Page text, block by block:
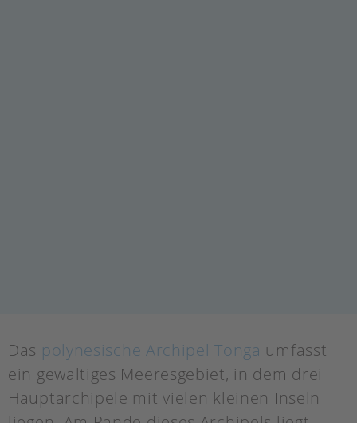
Das polynesische Archipel Tonga umfasst
ein gewaltiges Meeresgebiet, in dem drei
Hauptarchipele mit vielen kleinen Inseln